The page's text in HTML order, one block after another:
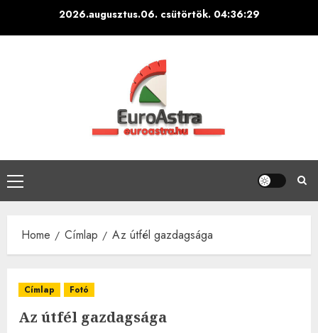
2026.augusztus.06. csütörtök. 04:36:31
Primary
Menu
Home Címlap Az útfél gazdagsága
Címlap Fotó
Az útfél gazdagsága